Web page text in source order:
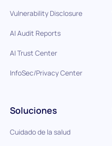
Soluciones
Cuidado de la salud
Vulnerability Disclosure
AI Audit Reports
AI Trust Center
InfoSec/Privacy Center